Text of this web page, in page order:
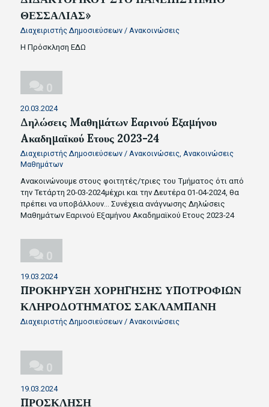
ΘΕΣΣΑΛΙΑΣ»
Διαχειριστής Δημοσιεύσεων / Ανακοινώσεις
Η Πρόσκληση ΕΔΩ
0
20.03.2024
Δηλώσεις Mαθημάτων Eαρινού Eξαμήνου
Aκαδημαϊκού Eτους 2023-24
Διαχειριστής Δημοσιεύσεων / Ανακοινώσεις Ανακοινώσεις
Μαθημάτων
Ανακοινώνουμε στους φοιτητές/τριες του Τμήματος ότι από
την Τετάρτη 20-03-2024μέχρι και την Δευτέρα 01-04-2024, θα
πρέπει να υποβάλλουν… Συνέχεια ανάγνωσης Δηλώσεις
Mαθημάτων Eαρινού Eξαμήνου Aκαδημαϊκού Eτους 2023-24
0
19.03.2024
ΠΡΟΚΗΡΥΞΗ ΧΟΡΗΓΗΣΗΣ ΥΠΟΤΡΟΦΙΩΝ
ΚΛΗΡΟΔΟΤΗΜΑΤΟΣ ΣΑΚΛΑΜΠΑΝΗ
Διαχειριστής Δημοσιεύσεων / Ανακοινώσεις
0
19.03.2024
ΠΡΟΣΚΛΗΣΗ